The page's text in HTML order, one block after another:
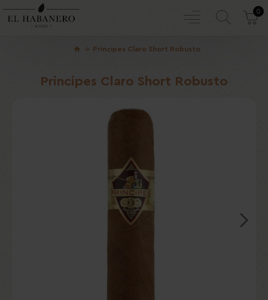
0
Principes Claro Short Robusto
Principes Claro Short Robusto